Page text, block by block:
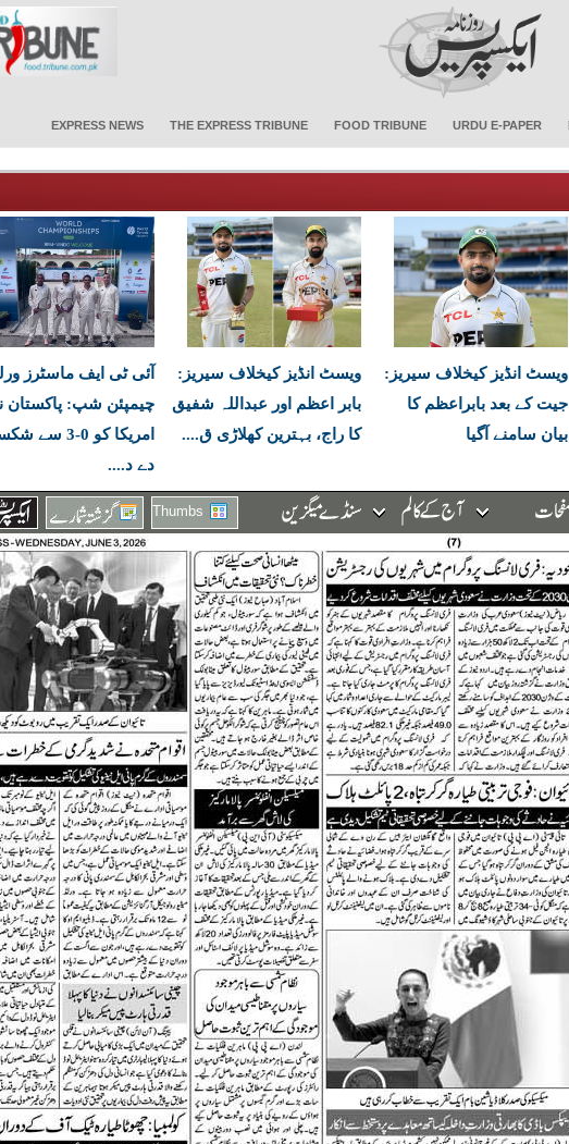
EXPRESS NEWS THE EXPRESS TRIBUNE FOOD TRIBUNE URDU E-PAPER
ویسٹ انڈیز کیخلاف سیریز:
جیت کے بعد بابراعظم کا
بیان سامنے آگیا
ویسٹ انڈیز کیخلاف سیریز:
بابر اعظم اور عبداللہ شفیق
کا راج، بہترین کھلاڑی ق....
آئی ٹی ایف ماسٹرز
چیمپئن شپ: پاکستان
امریکا کو 0-3
دے د....
Thumbs